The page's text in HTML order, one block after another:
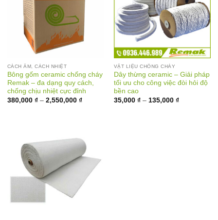
CÁCH ÂM, CÁCH NHIỆT
Bông gốm ceramic chống cháy
Remak – đa dạng quy cách,
chống chịu nhiệt cực đỉnh
380,000 ₫ – 2,550,000 ₫Khoảng
VẬT LIỆU CHỐNG CHÁY
Dây thừng ceramic – Giải pháp
tối ưu cho công việc đòi hỏi độ
bền cao
35,000 ₫ – 135,000 ₫Khoảng